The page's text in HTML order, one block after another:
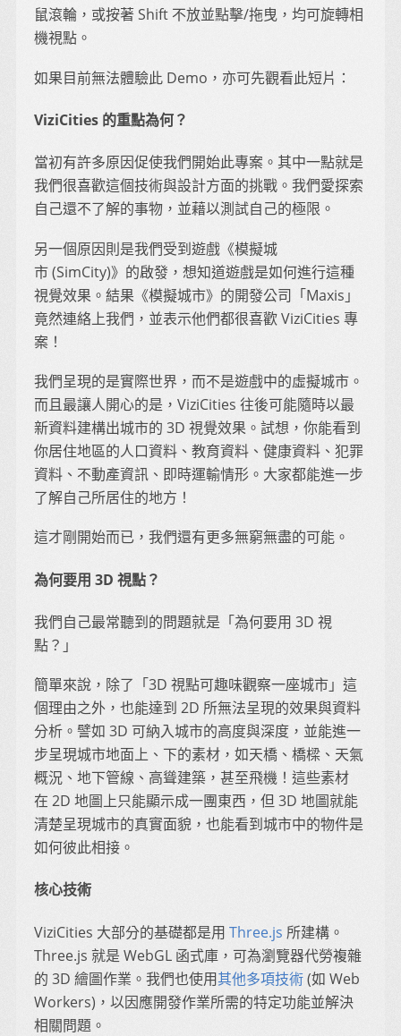
鼠滾輪，或按著 Shift 不放並點擊/拖曳，均可旋轉相
機視點。
如果目前無法體驗此 Demo，亦可先觀看此短片：
ViziCities 的重點為何？
當初有許多原因促使我們開始此專案。其中一點就是
我們很喜歡這個技術與設計方面的挑戰。我們愛探索
自己還不了解的事物，並藉以測試自己的極限。
另一個原因則是我們受到遊戲《模擬城
市 (SimCity)》的啟發，想知道遊戲是如何進行這種
視覺效果。結果《模擬城市》的開發公司「Maxis」
竟然連絡上我們，並表示他們都很喜歡 ViziCities 專
案！
我們呈現的是實際世界，而不是遊戲中的虛擬城市。
而且最讓人開心的是，ViziCities 往後可能隨時以最
新資料建構出城市的 3D 視覺效果。試想，你能看到
你居住地區的人口資料、教育資料、健康資料、犯罪
資料、不動產資訊、即時運輸情形。大家都能進一步
了解自己所居住的地方！
這才剛開始而已，我們還有更多無窮無盡的可能。
為何要用 3D 視點？
我們自己最常聽到的問題就是「為何要用 3D 視
點？」
簡單來說，除了「3D 視點可趣味觀察一座城市」這
個理由之外，也能達到 2D 所無法呈現的效果與資料
分析。譬如 3D 可納入城市的高度與深度，並能進一
步呈現城市地面上、下的素材，如天橋、橋樑、天氣
概況、地下管線、高聳建築，甚至飛機！這些素材
在 2D 地圖上只能顯示成一團東西，但 3D 地圖就能
清楚呈現城市的真實面貌，也能看到城市中的物件是
如何彼此相接。
核心技術
ViziCities 大部分的基礎都是用 Three.js 所建構。
Three.js 就是 WebGL 函式庫，可為瀏覽器代勞複雜
的 3D 繪圖作業。我們也使用其他多項技術(如 Web
Workers)，以因應開發作業所需的特定功能並解決
相關問題。